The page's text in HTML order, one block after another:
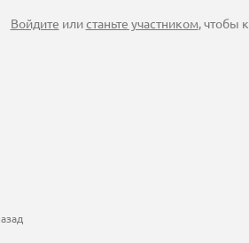
Войдите илистаньте участником, чтобы